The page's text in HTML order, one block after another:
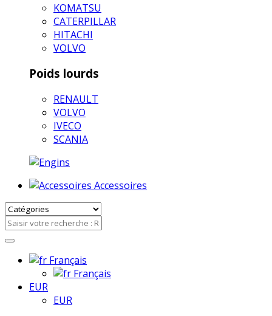
KOMATSU
CATERPILLAR
HITACHI
VOLVO
Poids lourds
RENAULT
VOLVO
IVECO
SCANIA
Accessoires
Français
Français
EUR
EUR